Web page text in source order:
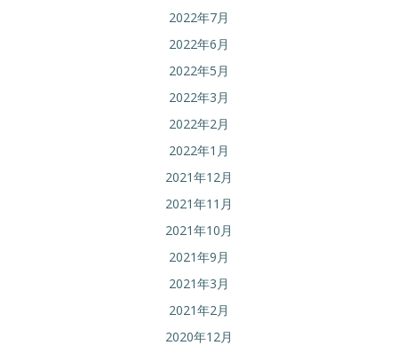
2022年7月
2022年6月
2022年5月
2022年3月
2022年2月
2022年1月
2021年12月
2021年11月
2021年10月
2021年9月
2021年3月
2021年2月
2020年12月